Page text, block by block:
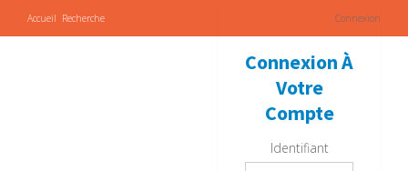
Accueil Recherche Connexion
Connexion À
Votre
Compte
Identifiant